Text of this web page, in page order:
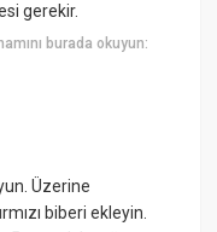
gerekir.
burada okuyun:
Üzerine
biberi ekleyin.